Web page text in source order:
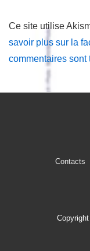
Ce site utilise
savoir plus sur la
commentaires sont
Menu
de
Contacts